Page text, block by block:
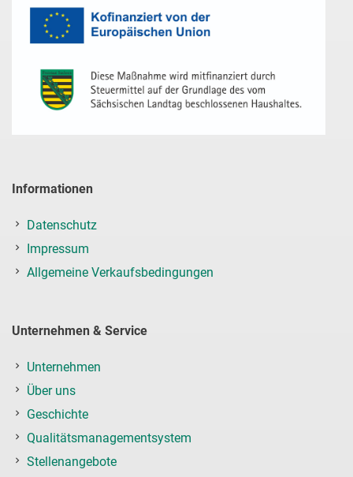
Informationen
Datenschutz
Impressum
Allgemeine Verkaufsbedingungen
Unternehmen & Service
Unternehmen
Über uns
Geschichte
Qualitätsmanagementsystem
Stellenangebote